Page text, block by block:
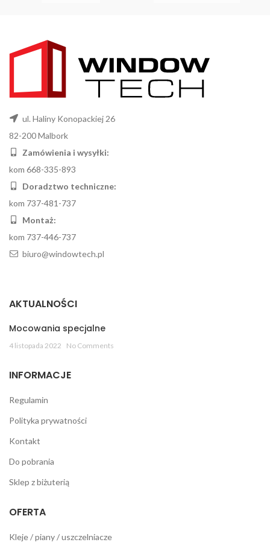
ul. Haliny Konopackiej 26
82-200 Malbork
Zamówienia i wysyłki:
kom 668-335-893
Doradztwo techniczne:
kom 737-481-737
Montaż:
kom 737-446-737
biuro@windowtech.pl
AKTUALNOŚCI
Mocowania specjalne
4 listopada 2022 No Comments
INFORMACJE
Regulamin
Polityka prywatności
Kontakt
Do pobrania
Sklep z biżuterią
OFERTA
Kleje / piany / uszczelniacze